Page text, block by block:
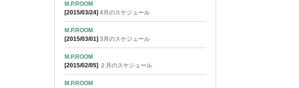
M.P.ROOM
[2015/03/24] 4月のスケジュール
M.P.ROOM
[2015/03/01] 3月のスケジュール
M.P.ROOM
[2015/02/05] ２月のスケジュール
M.P.ROOM